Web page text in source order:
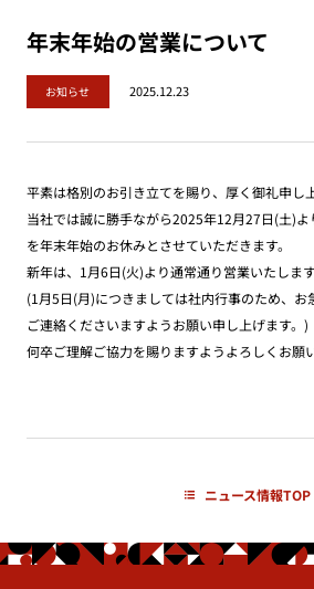
年末年始の営業について
お知らせ 2025.12.23
平素は格別のお引き立てを賜り、厚く御礼申し上
当社では誠に勝手ながら2025年12月27日(土)
を年末年始のお休みとさせていただきます。
新年は、1月6日(火)より通常通り営業いたします
(1月5日(月)につきましては社内行事のため、
ご連絡くださいますようお願い申し上げます。)
何卒ご理解ご協力を賜りますようよろしくお願
ニュース情報TOP